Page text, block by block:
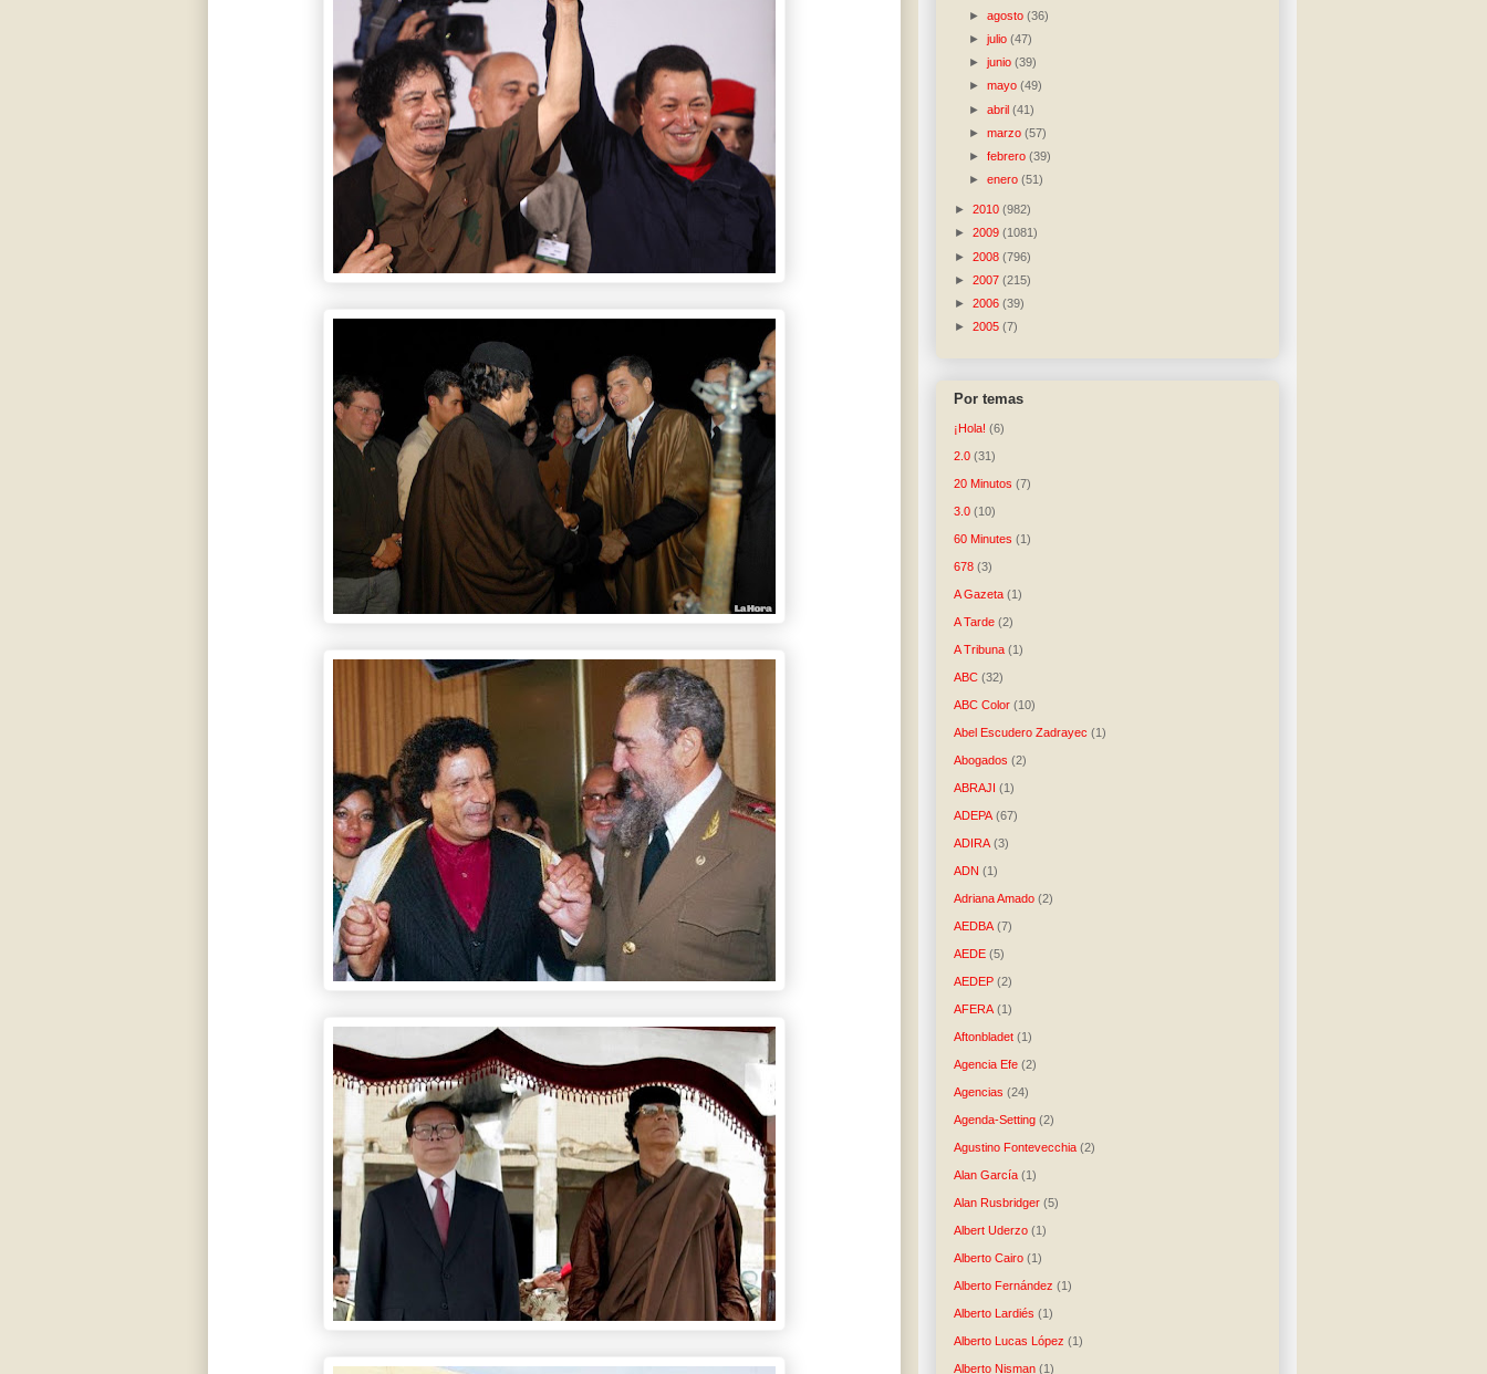
►agosto(36)
►julio(47)
►junio(39)
►mayo(49)
►abril(41)
►marzo(57)
►febrero(39)
►enero(51)
► 2010 (982)
► 2009 (1081)
► 2008 (796)
► 2007 (215)
► 2006 (39)
► 2005 (7)
Por temas
¡Hola! (6)
2.0 (31)
20 Minutos (7)
3.0 (10)
60 Minutes (1)
678 (3)
A Gazeta (1)
A Tarde (2)
A Tribuna (1)
ABC (32)
ABC Color (10)
Abel Escudero Zadrayec (1)
Abogados (2)
ABRAJI (1)
ADEPA (67)
ADIRA (3)
ADN (1)
Adriana Amado (2)
AEDBA (7)
AEDE (5)
AEDEP (2)
AFERA (1)
Aftonbladet (1)
Agencia Efe (2)
Agencias (24)
Agenda-Setting (2)
Agustino Fontevecchia (2)
Alan García (1)
Alan Rusbridger (5)
Albert Uderzo (1)
Alberto Cairo (1)
Alberto Fernández (1)
Alberto Lardiés (1)
Alberto Lucas López (1)
Alberto Nisman (1)